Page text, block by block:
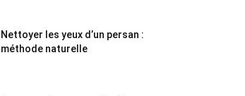
Nettoyer les yeux d’un persan :
méthode naturelle